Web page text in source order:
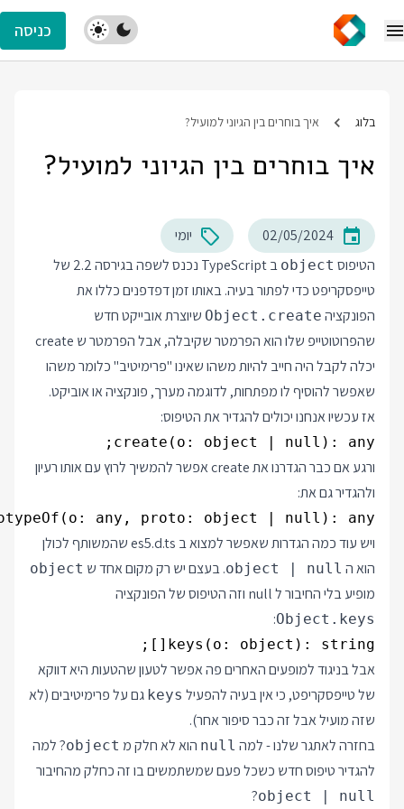
כניסה
בלוג איך בוחרים בין הגיוני למועיל?
איך בוחרים בין הגיוני למועיל?
02/05/2024
יומי
הטיפוס object
ב TypeScript נכנס לשפה בגירסה 2.2 של
טייפסקריפט כדי לפתור בעיה. באותו זמן דפדפנים כללו את
הפונקציה Object.create שיוצרת אובייקט חדש
שהפרוטוטייפ שלו הוא הפרמטר שקיבלה, אבל הפרמטר ש create
יכלה לקבל היה חייב להיות משהו שאינו "פרימיטיב" כלומר משהו
שאפשר להוסיף לו מפתחות, לדוגמה מערך, פונקציה או אוביקט.
אז עכשיו אנחנו יכולים להגדיר את הטיפוס:
create(o: object | null): any;
ורגע אם כבר הגדרנו את create אפשר להמשיך לרוץ עם אותו רעיון
ולהגדיר גם את:
any, proto: object | null): any;
ויש עוד כמה הגדרות שאפשר למצוא ב es5.d.tsשהמשותף לכולן
הוא ה object | null. בעצם יש רק מקום אחד ש object
מופיע בלי החיבור ל null וזה הטיפוס של הפונקציה
Object.keys
:
keys(o: object): string[];
אבל בניגוד למופעים האחרים פה אפשר לטעון שהטעות היא דווקא
של טייפסקריפט, כי אין בעיה להפעיל keys גם על פרימיטיבים (לא
שזה מועיל אבל זה כבר סיפור אחר).
בחזרה לאתגר שלנו - למה null הוא לא חלק מ object? למה
להגדיר טיפוס חדש כשכל פעם שמשתמשים בו זה כחלק מהחיבור
object | null
?